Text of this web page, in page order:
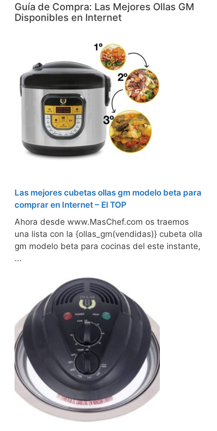
Guía de Compra: Las Mejores Ollas GM
Disponibles en Internet
Las mejores cubetas ollas gm modelo beta para
comprar en Internet – El TOP
Ahora desde www.MasChef.com os traemos
una lista con la {ollas_gm(vendidas)} cubeta olla
gm modelo beta para cocinas del este instante,
...